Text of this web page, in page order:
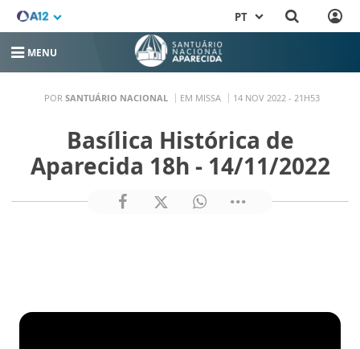
PT
MENU
POR SANTUÁRIO NACIONAL EM MISSA 14 NOV 2022 - 21H53
Basílica Histórica de
Aparecida 18h - 14/11/2022